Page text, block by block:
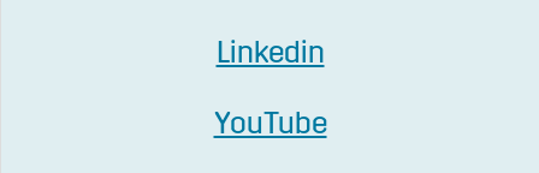
Linkedin
YouTube